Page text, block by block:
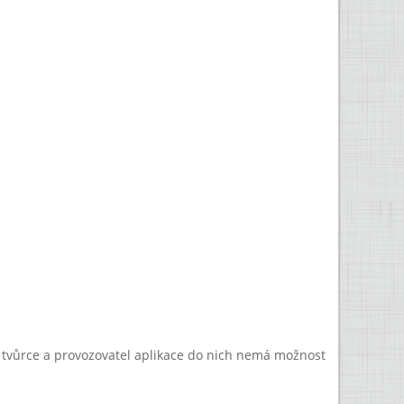
a provozovatel aplikace do nich nemá možnost